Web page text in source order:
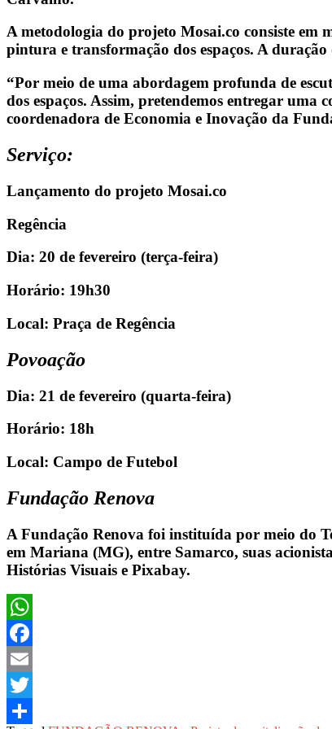
A metodologia do projeto Mosai.co consiste em
pintura e transformação dos espaços. A duração
“Por meio de uma abordagem profunda de
dos espaços. Assim, pretendemos entregar uma
coordenadora de Economia e Inovação da
Serviço:
Lançamento do projeto Mosai.co
Regência
Dia: 20 de fevereiro (terça-feira)
Horário: 19h30
Local: Praça de Regência
Povoação
Dia: 21 de fevereiro (quarta-feira)
Horário: 18h
Local: Campo de Futebol
Fundação Renova
A Fundação Renova foi instituída por meio do
em Mariana (MG), entre Samarco, suas
Histórias Visuais e Pixabay.
WhatsApp
Facebook
Email
Twitter